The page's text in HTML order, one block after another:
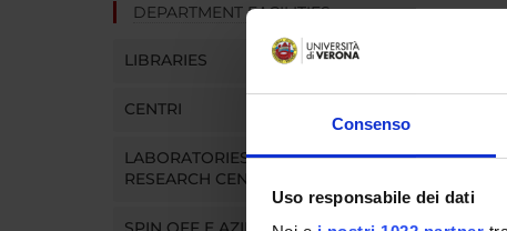
Consenso
Uso responsabile dei dati
DEPARTMENT FACILITIES
LIBRARIES
CENTRI
LABORATORIES AND
RESEARCH CENTRES
Click on